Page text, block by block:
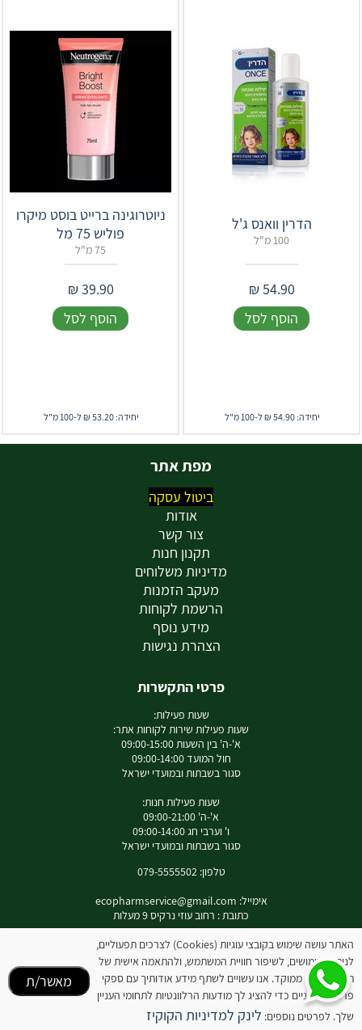
הדרין וואנס ג'ל
100 מ"ל
54.90
₪
הוסף לסל
יחידה: 54.90 ₪ ל-100 מ"ל
ניוטרוגינה ברייט בוסט מיקרו
פוליש 75 מל
75 מ"ל
39.90
₪
הוסף לסל
יחידה: 53.20 ₪ ל-100 מ"ל
מפת אתר
ביטול עסקה
אודות
צור קשר
תקנון חנות
מדיניות משלוחים
מעקב הזמנות
הרשמת לקוחות
מידע נוסף
הצהרת נגישות
פרטי התקשרות
שעות פעילות:
שעות פעילות שירות לקוחות אתר:
א'-ה' בין השעות 09:00-15:00
חול המועד 09:00-14:00
סגור בשבתות ובמועדי ישראל
שעות פעילות חנות:
א'-ה' 09:00-21:00
ו' וערבי חג 09:00-14:00
סגור בשבתות ובמועדי ישראל
טלפון: 079-5555502
אימייל: ecopharmservice@gmail.com
כתובת : רחוב עוזי נרקיס 9 מעלות
לאינסטגרם שלנו
המידע באתר זה אינו מהווה תחליף להיוועצות עם רופא או רוקח בטרם רכישת המוצר והתחלת
הטיפול בו. יש לעיין בעלון לצרכן לפני השימוש בתכשיר .
האתר עושה שימוש בקובצי עוגיות (Cookies) לצרכים תפעוליים,
לניתוח שימושים, לשיפור חוויית המשתמש, ולהתאמה אישית של
תוכן ופרסום ממוקד. אנו עשויים לשתף מידע אודותיך עם ספקי
פרסום חיצוניים כדי להציג לך מודעות הרלוונטיות לתחומי העניין
שלך. לפרטים נוספים: לינק למדיניות הקוקיז
מאשר/ת